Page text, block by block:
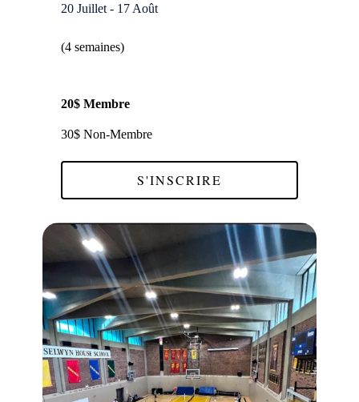
20 Juillet - 17 Août
(4 semaines)
20$ Membre
30$ Non-Membre
S'INSCRIRE